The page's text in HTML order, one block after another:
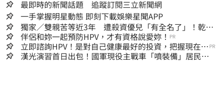
最即時的新聞話題 追蹤訂閱三立新聞網
一手掌握明星動態 即刻下載娛樂星聞APP
獨家／雙親苦等近3年 遭殺資優兒「有全名了」！乾妹
稱賠償恐毀她未來
伴侶和妳一起預防HPV，才有資格說愛妳！ PR
立即諮詢HPV！是對自己健康最好的投資，把握現在不
嫌晚！
PR
漢光演習首日出包！國軍現役主戰車「噴裝備」居民撿